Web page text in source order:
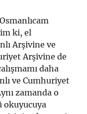
ki, el
Arşivine ve
Arşivine de
daha
ve Cumhuriyet
zamanda o
okuyucuya